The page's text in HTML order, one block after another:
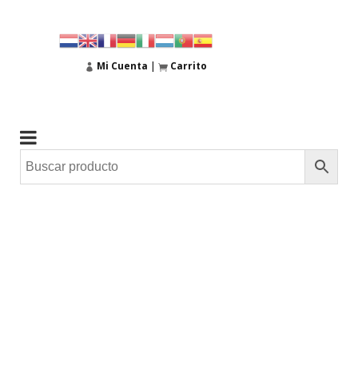
Mi Cuenta | Carrito